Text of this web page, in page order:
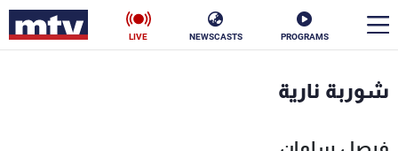
PROGRAMS
NEWSCASTS
LIVE
شوربة نارية
الأخبار